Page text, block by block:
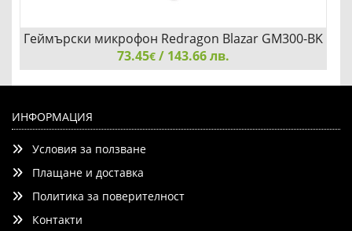
Геймърски микрофон Redragon Blazar GM300-BK
73.45€ / 143.66 лв.
ИНФОРМАЦИЯ
Условия за ползване
Плащане и доставка
Политика за поверителност
Контакти